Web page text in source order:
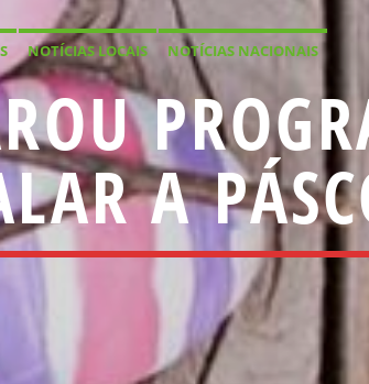
NOTÍCIAS LOCAIS NOTÍCIAS NACIONAIS
A